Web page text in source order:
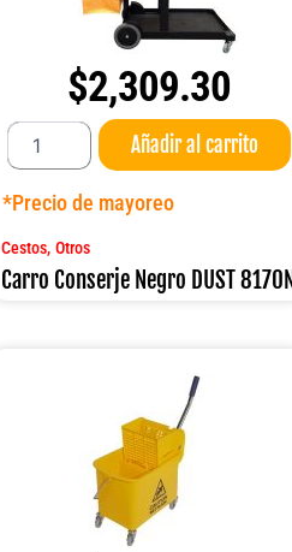
$2,309.30
Carro
Conserje
Negro
DUST
cantidad
Añadir al carrito
*Precio de mayoreo
Cestos,Otros
Carro Conserje Negro DUST